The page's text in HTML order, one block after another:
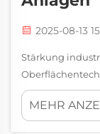
2025-08-13
Stärkung
hoch
täglich
MEHR